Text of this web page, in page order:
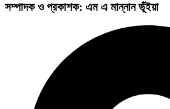
সম্পাদক ও প্রকাশক: এম এ মান্নান ভূঁইয়া